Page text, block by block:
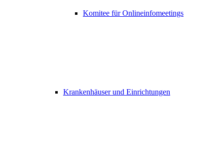
Komitee für Onlineinfomeetings
Krankenhäuser und Einrichtungen